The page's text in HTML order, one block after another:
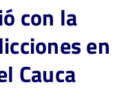
con la
en
Cauca